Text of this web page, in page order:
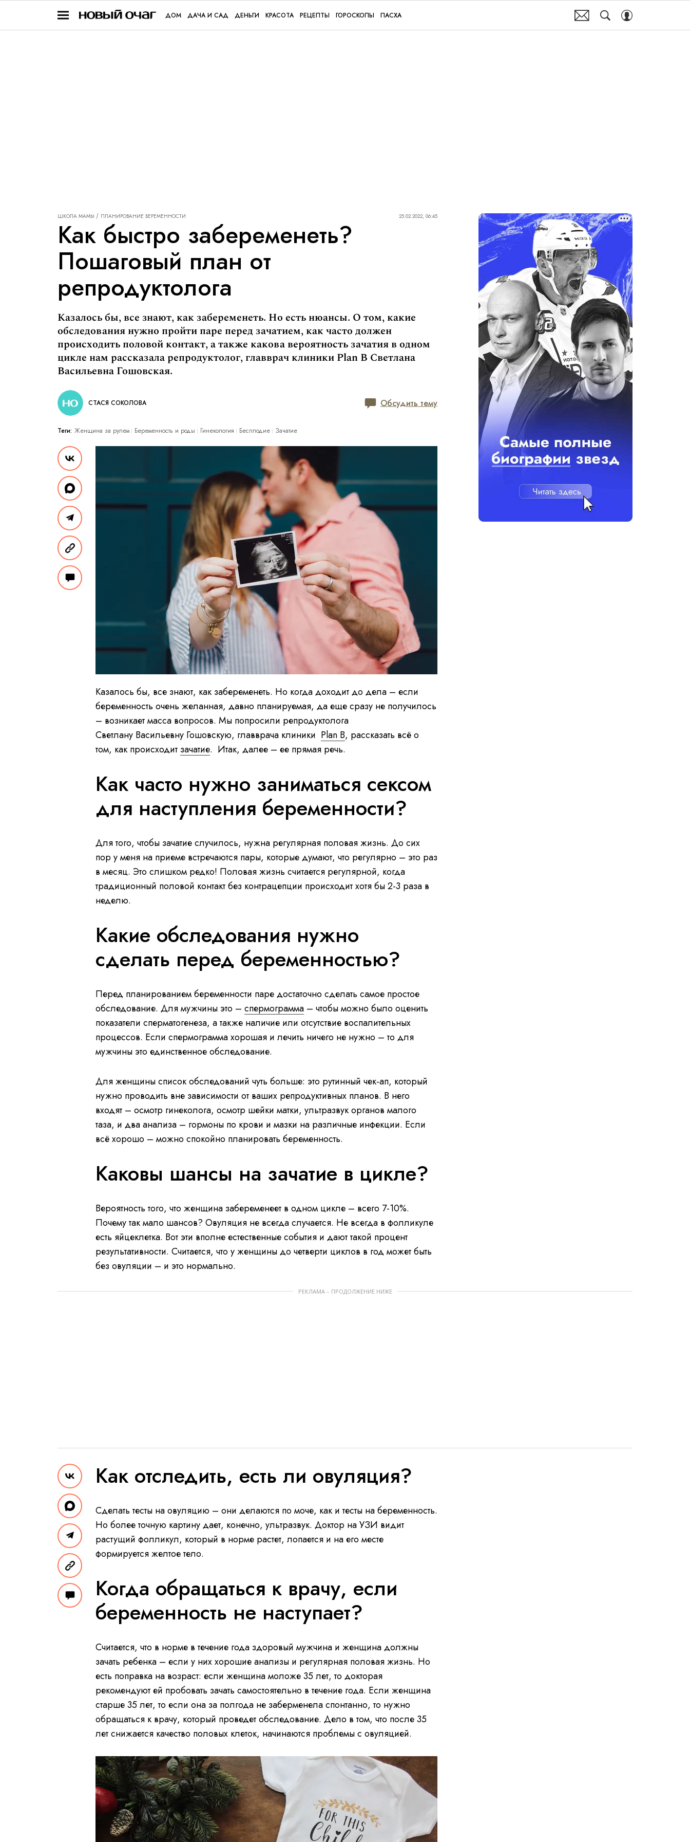
ДОМ ДАЧА И САД ДЕНЬГИ КРАСОТА РЕЦЕПТЫ ГОРОСКОПЫ ПАСХА
ШКОЛА МАМЫ ПЛАНИРОВАНИЕ БЕРЕМЕННОСТИ 25.02.2022, 06:45
Как быстро забеременеть?
Пошаговый план от
репродуктолога
Казалось бы, все знают, как забеременеть. Но есть нюансы. О том, какие
обследования нужно пройти паре перед зачатием, как часто должен
происходить половой контакт, а также какова вероятность зачатия в одном
цикле нам рассказала репродуктолог, главврач клиники Plan B Светлана
Васильевна Гошовская.
СТАСЯ СОКОЛОВА Обсудить тему
Теги: Женщина за рулем Беременность и роды Гинекология Бесплодие Зачатие
Казалось бы, все знают, как забеременеть. Но когда доходит до дела – если
беременность очень желанная, давно планируемая, да еще сразу не получилось
– возникает масса вопросов. Мы попросили репродуктолога
Светлану Васильевну Гошовскую, главврача клиники Plan B, рассказать всё о
том, как происходит зачатие. Итак, далее – ее прямая речь.
Как часто нужно заниматься сексом
для наступления беременности?
Для того, чтобы зачатие случилось, нужна регулярная половая жизнь. До сих
пор у меня на приеме встречаются пары, которые думают, что регулярно – это раз
в месяц. Это слишком редко! Половая жизнь считается регулярной, когда
традиционный половой контакт без контрацепции происходит хотя бы 2-3 раза в
неделю.
Какие обследования нужно
сделать перед беременностью?
Перед планированием беременности паре достаточно сделать самое простое
обследование. Для мужчины это – спермограмма – чтобы можно было оценить
показатели сперматогенеза, а также наличие или отсутствие воспалительных
процессов. Если спермограмма хорошая и лечить ничего не нужно – то для
мужчины это единственное обследование.
Для женщины список обследований чуть больше: это рутинный чек-ап, который
нужно проводить вне зависимости от ваших репродуктивных планов. В него
входят – осмотр гинеколога, осмотр шейки матки, ультразвук органов малого
таза, и два анализа – гормоны по крови и мазки на различные инфекции. Если
всё хорошо – можно спокойно планировать беременность.
Каковы шансы на зачатие в цикле?
Вероятность того, что женщина забеременеет в одном цикле – всего 7-10%.
Почему так мало шансов? Овуляция не всегда случается. Не всегда в фолликуле
есть яйцеклетка. Вот эти вполне естественные события и дают такой процент
результативности. Считается, что у женщины до четверти циклов в год может быть
без овуляции – и это нормально.
РЕКЛАМА – ПРОДОЛЖЕНИЕ НИЖЕ
Как отследить, есть ли овуляция?
Сделать тесты на овуляцию – они делаются по моче, как и тесты на беременность.
Но более точную картину дает, конечно, ультразвук. Доктор на УЗИ видит
растущий фолликул, который в норме растет, лопается и на его месте
формируется желтое тело.
Когда обращаться к врачу, если
беременность не наступает?
Считается, что в норме в течение года здоровый мужчина и женщина должны
зачать ребенка – если у них хорошие анализы и регулярная половая жизнь. Но
есть поправка на возраст: если женщина моложе 35 лет, то докторая
рекомендуют ей пробовать зачать самостоятельно в течение года. Если женщина
старше 35 лет, то если она за полгода не заберменела спонтанно, то нужно
обращаться к врачу, который проведет обследование. Дело в том, что после 35
лет снижается качество половых клеток, начинаются проблемы с овуляцией.